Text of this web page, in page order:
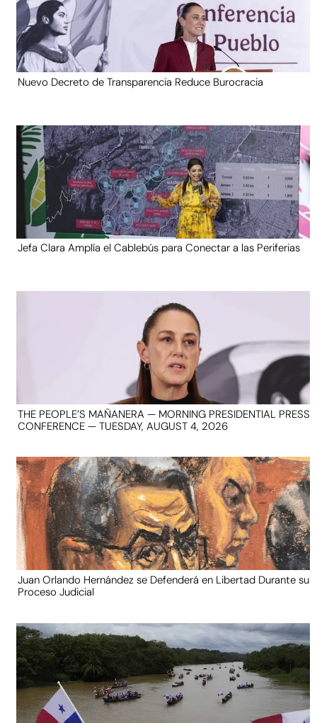
Nuevo Decreto de Transparencia Reduce Burocracia
Jefa Clara Amplía el Cablebús para Conectar a las Periferias
THE PEOPLE’S MAÑANERA — MORNING PRESIDENTIAL PRESS
CONFERENCE — TUESDAY, AUGUST 4, 2026
Juan Orlando Hernández se Defenderá en Libertad Durante su
Proceso Judicial